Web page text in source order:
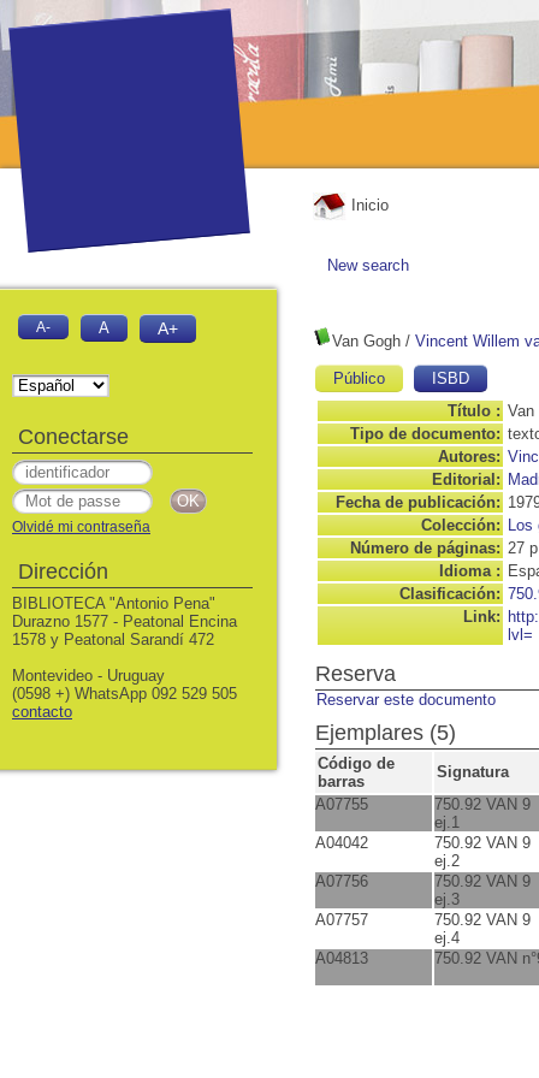
Inicio
New search
Van Gogh / Vincent Willem
Público
ISBD
Título : Van
Tipo de documento:
Autores:
Editorial:
Fecha de publicación:
Colección: Los
Número de páginas: 27 p
Idioma :
Clasificación:
Link:
lvl=
Reserva
Reservar este documento
Ejemplares (5)
Código de
barras
Signatura
A07755
750.92 VAN 9
ej.1
A04042
750.92 VAN 9
ej.2
A07756
750.92 VAN 9
ej.3
A07757
750.92 VAN 9
ej.4
A04813
750.92 VAN
A- A A+
Conectarse
Olvidé mi contraseña
Dirección
BIBLIOTECA "Antonio Pena"
Durazno 1577 - Peatonal Encina
1578 y Peatonal Sarandí 472
Montevideo - Uruguay
(0598 +) WhatsApp 092 529 505
contacto